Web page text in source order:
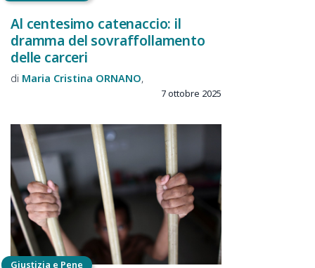
Al centesimo catenaccio: il
dramma del sovraffollamento
delle carceri
Maria Cristina ORNANO
7 ottobre 2025
Giustizia e Pene